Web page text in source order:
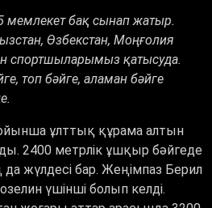
мемлекет бақ сынап жатыр.
Өзбекстан, Моңғолия
спортшыларымыз қатысуда.
топ бәйге, аламан бәйге
ұлттық құрама алтын
2400 метрлік ұшқыр бәйгеде
жүлдесі бар. Жеңімпаз Берил
үшінші болып келді.